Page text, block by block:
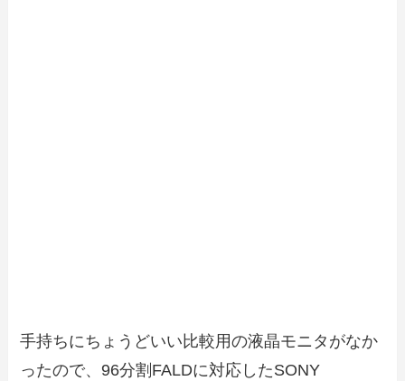
手持ちにちょうどいい比較用の液晶モニタがなか
ったので、96分割FALDに対応したSONY